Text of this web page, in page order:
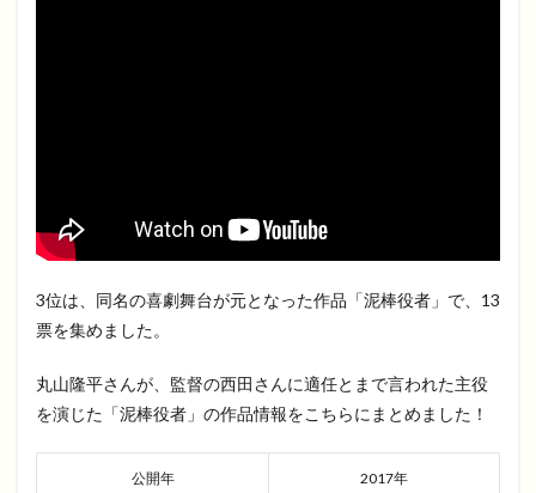
3位は、同名の喜劇舞台が元となった作品「泥棒役者」で、13
票を集めました。
丸山隆平さんが、監督の西田さんに適任とまで言われた主役
を演じた「泥棒役者」の作品情報をこちらにまとめました！
公開年 2017年